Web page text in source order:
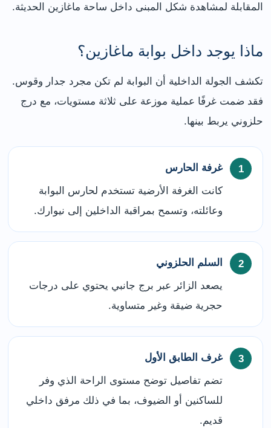
المقابلة لمشاهدة شكل المبنى داخل ساحة ماغازين الحديثة.
ماذا يوجد داخل بوابة ماغازين؟
تكشف الجولة الداخلية أن البوابة لم تكن مجرد جدار وقوس.
فقد ضمت غرفًا عملية موزعة على ثلاثة مستويات، مع درج
حلزوني يربط بينها.
غرفة الحارس
كانت الغرفة الأرضية تستخدم لحارس البوابة
وعائلته، وتسمح بمراقبة الداخلين إلى نيوارك.
السلم الحلزوني
يصعد الزائر عبر برج جانبي يحتوي على درجات
حجرية ضيقة وغير متساوية.
غرف الطابق الأول
تضم تفاصيل توضح مستوى الراحة الذي وفر
للساكنين أو الضيوف، بما في ذلك مرفق داخلي
قديم.